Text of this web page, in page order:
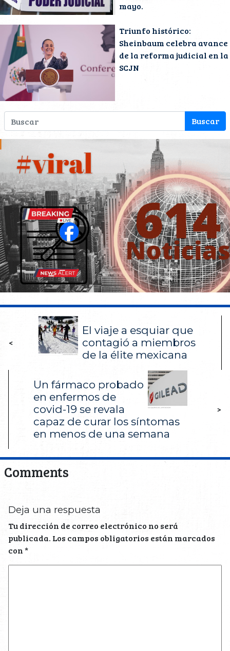
mayo.
Triunfo histórico:
Sheinbaum celebra avance
de la reforma judicial en la
SCJN
<
El viaje a esquiar que
contagió a miembros
de la élite mexicana
Un fármaco probado
en enfermos de
covid-19 se revala
capaz de curar los síntomas
en menos de una semana
>
Comments
Deja una respuesta
Tu dirección de correo electrónico no será
publicada. Los campos obligatorios están marcados
con*